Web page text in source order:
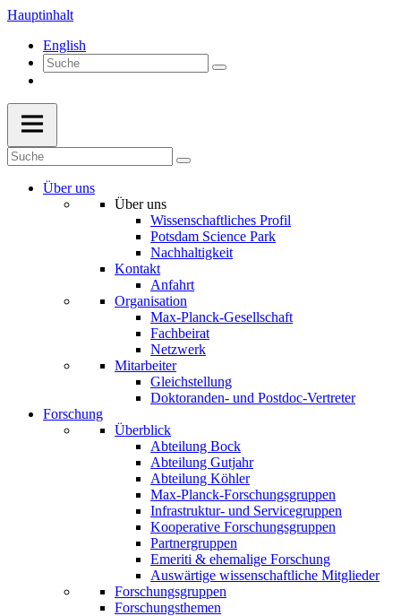
Hauptinhalt
English
Über uns
Über uns
Wissenschaftliches Profil
Potsdam Science Park
Nachhaltigkeit
Kontakt
Anfahrt
Organisation
Max-Planck-Gesellschaft
Fachbeirat
Netzwerk
Mitarbeiter
Gleichstellung
Doktoranden- und Postdoc-Vertreter
Forschung
Überblick
Abteilung Bock
Abteilung Gutjahr
Abteilung Köhler
Max-Planck-Forschungsgruppen
Infrastruktur- und Servicegruppen
Kooperative Forschungsgruppen
Partnergruppen
Emeriti & ehemalige Forschung
Auswärtige wissenschaftliche Mitglieder
Forschungsgruppen
Forschungsthemen